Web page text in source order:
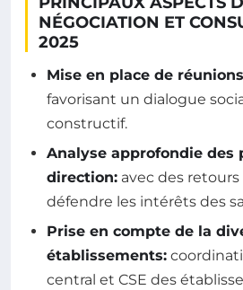
NÉGOCIATION ET
2025
Mise en place de
favorisant un dialogue
constructif.
Analyse approfondie des
direction: avec des
défendre les intérêts des
Prise en compte de la
établissements:
central et CSE des